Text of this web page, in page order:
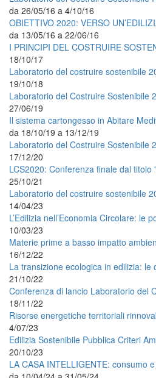
da 26/05/16 a 4/10/16
OBIETTIVO 2020: VERSO
da 13/05/16 a 22/06/16
I PRINCIPI DEL COSTRUIRE
18/10/17
Laboratorio del costruire sostenibile
19/10/18
Laboratorio del Costruire Sostenibile
27/06/19
Il sistema cartongesso in Abitare
da 18/10/19 a 13/12/19
Laboratorio del Costruire Sostenibile
17/12/20
LCS2020: Conferenza finale dal
25/10/21
Laboratorio del costruire sostenibile
14/04/23
L’Edilizia nell’Economia Circolare:
10/03/23
Materie prime a basso impatto
16/12/22
La transizione ecologica in edilizia:
21/10/22
Conferenza di lancio Laboratorio del
18/11/22
Risorse energetiche territoriali
4/07/23
Edilizia Sostenibile Pubblica Criteri
20/10/23
LA CASA INTELLIGENTE: consumo